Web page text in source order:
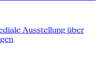
Ausstellung über